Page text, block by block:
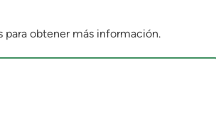
para obtener más información.